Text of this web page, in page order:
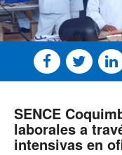
SENCE
laborales a
intensivas en